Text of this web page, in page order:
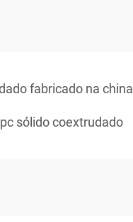
fabricado na china
sólido coextrudado